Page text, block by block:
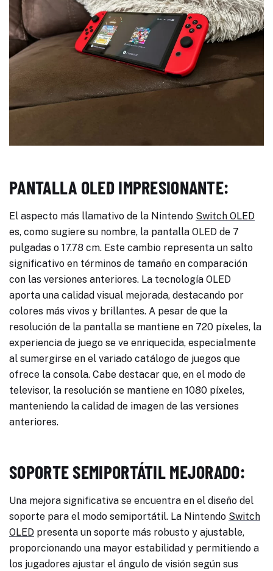
PANTALLA OLED IMPRESIONANTE:
El aspecto más llamativo de la Nintendo Switch OLED
es, como sugiere su nombre, la pantalla OLED de 7
pulgadas o 17.78 cm. Este cambio representa un salto
significativo en términos de tamaño en comparación
con las versiones anteriores. La tecnología OLED
aporta una calidad visual mejorada, destacando por
colores más vivos y brillantes. A pesar de que la
resolución de la pantalla se mantiene en 720 píxeles, la
experiencia de juego se ve enriquecida, especialmente
al sumergirse en el variado catálogo de juegos que
ofrece la consola. Cabe destacar que, en el modo de
televisor, la resolución se mantiene en 1080 píxeles,
manteniendo la calidad de imagen de las versiones
anteriores.
SOPORTE SEMIPORTÁTIL MEJORADO:
Una mejora significativa se encuentra en el diseño del
soporte para el modo semiportátil. La Nintendo Switch
OLED presenta un soporte más robusto y ajustable,
proporcionando una mayor estabilidad y permitiendo a
los jugadores ajustar el ángulo de visión según sus